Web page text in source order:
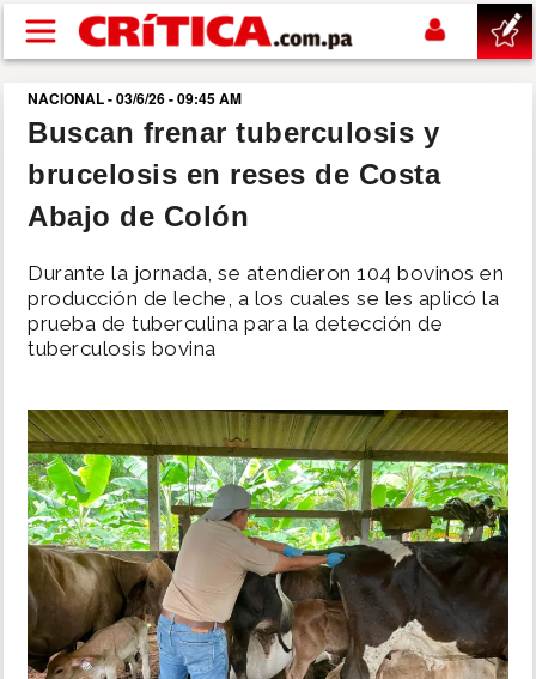
Pasar al contenido principal
buscar
SUCESOS
POLÍTICA
DEPORTES
MUNDO
INSÓLITAS
MULTIMEDIA
NACIONAL - 03/6/26 - 09:45 AM
Buscan frenar tuberculosis y
brucelosis en reses de Costa
Abajo de Colón
Durante la jornada, se atendieron 104 bovinos en
producción de leche, a los cuales se les aplicó la
prueba de tuberculina para la detección de
tuberculosis bovina